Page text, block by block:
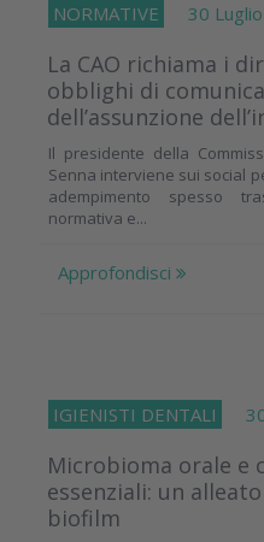
NORMATIVE 30 Luglio
La CAO richiama i
obblighi di
dell’assunzione
Il presidente della
Senna interviene sui social
adempimento spesso
normativa e...
Approfondisci
IGIENISTI DENTALI 30
Microbioma orale e
essenziali: un
biofilm